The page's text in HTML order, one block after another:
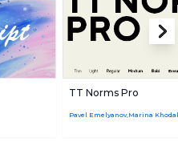
TT Norms Pro